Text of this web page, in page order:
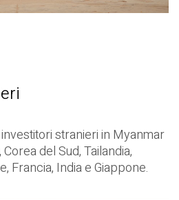
stranieri in Myanmar
del Sud, Tailandia,
Francia, India e Giappone.